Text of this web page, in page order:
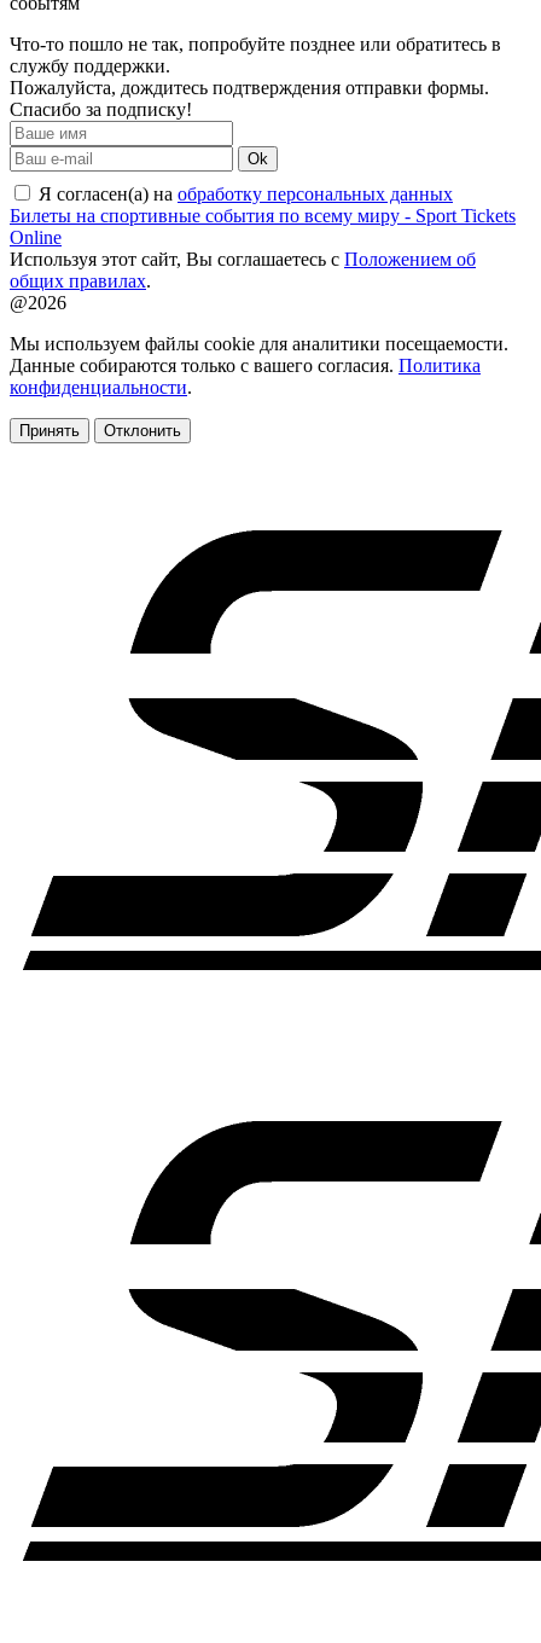
Что-то пошло не так, попробуйте позднее или обратитесь в
службу поддержки.
Пожалуйста, дождитесь подтверждения отправки формы.
Спасибо за подписку!
Ok
Я согласен(а) на обработку персональных данных
Билеты на спортивные события по всему миру - Sport Tickets
Online
Используя этот сайт, Вы соглашаетесь с Положением об
общих правилах.
@2026
Мы используем файлы cookie для аналитики посещаемости.
Данные собираются только с вашего согласия. Политика
конфиденциальности.
Принять Отклонить